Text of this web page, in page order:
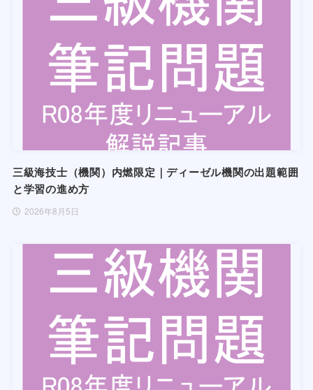
三級海技士（機関）内燃限定｜ディーゼル機関の出題範囲
と学習の進め方
2026年8月5日